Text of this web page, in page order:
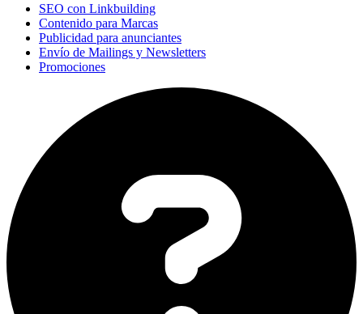
SEO con Linkbuilding
Contenido para Marcas
Publicidad para anunciantes
Envío de Mailings y Newsletters
Promociones